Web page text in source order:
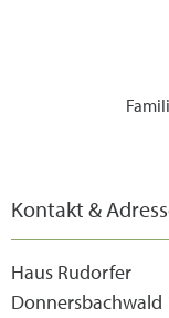
Kontakt &
Haus Rudorfer
Donnersbachwald